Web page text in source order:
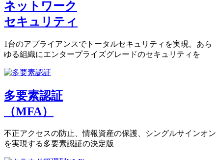
ネットワーク
セキュリティ
1台のアプライアンスでトータルセキュリティを実現。あら
ゆる組織にエンタープライズグレードのセキュリティを
多要素認証
（MFA）
不正アクセスの防止、情報資産の保護、シングルサインオン
を実現する多要素認証の決定版